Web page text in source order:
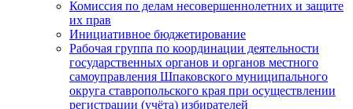
Комиссия по делам несовершеннолетних и защите
их прав
Инициативное бюджетирование
Рабочая группа по координации деятельности
государственных органов и органов местного
самоуправления Шпаковского муниципального
округа ставропольского края при осуществлении
регистрации (учёта) избирателей